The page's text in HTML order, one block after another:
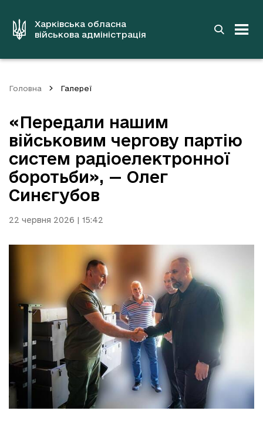
вмістуХарківська обласна
військова адміністрація
Головна Галереї
«Передали нашим
військовим чергову партію
систем радіоелектронної
боротьби», — Олег
Синєгубов
22 червня 2026 | 15:42